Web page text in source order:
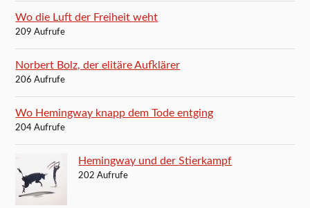
Wo die Luft der Freiheit weht
209 Aufrufe
Norbert Bolz, der elitäre Aufklärer
206 Aufrufe
Wo Hemingway knapp dem Tode entging
204 Aufrufe
Hemingway und der Stierkampf
202 Aufrufe